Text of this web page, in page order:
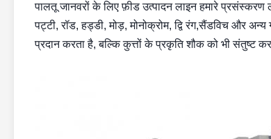
पालतू जानवरों के लिए फ़ीड उत्पादन लाइन हमारे
पट्टी, रॉड, हड्डी, मोड़, मोनोक्रोम, द्वि रंग,सैंडविच और
प्रदान करता है, बल्कि कुत्तों के प्रकृति शौक को भी संतुष्ट